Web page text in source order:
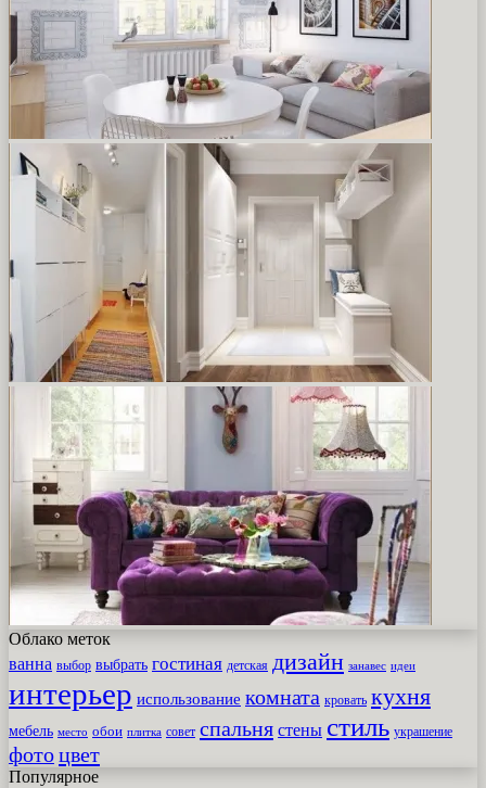
Облако меток
ванна выбор выбрать гостиная детская дизайн занавес идеи
интерьер использование комната кровать кухня
мебель место обои плитка совет спальня стены стиль украшение
фотоцвет
Популярное